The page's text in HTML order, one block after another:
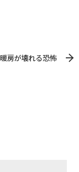
房が壊れる恐怖